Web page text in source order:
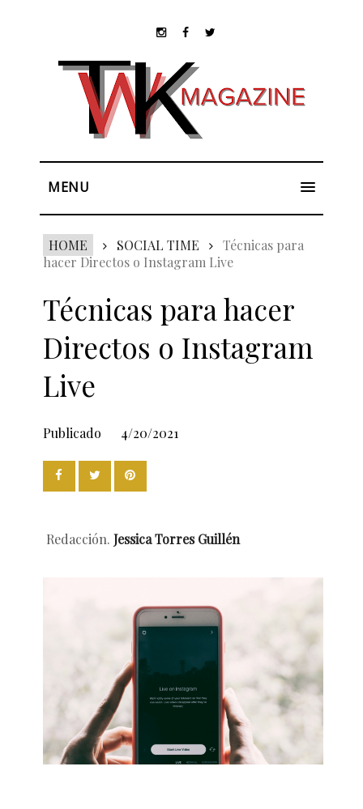
MENU
HOME SOCIAL TIME
Técnicas para
hacer Directos o Instagram Live
Técnicas para hacer
Directos o Instagram
Live
Publicado 4/20/2021
Redacción. Jessica Torres Guillén